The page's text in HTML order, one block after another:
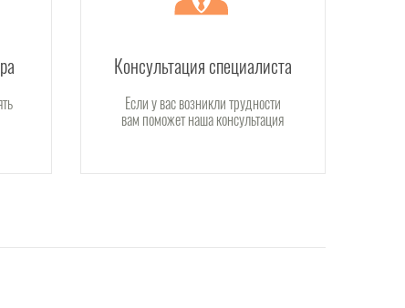
Консультация специалиста
Если у вас возникли трудности
вам поможет наша консультация